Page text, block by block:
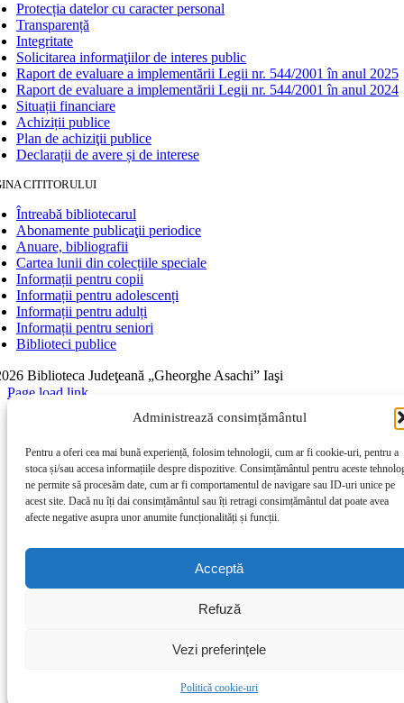
Administrează consimțământul
Pentru a oferi cea mai bună experiență, folosim tehnologii, cum ar fi cookie-uri, pentru a
stoca și/sau accesa informațiile despre dispozitive. Consimțământul pentru aceste
ne permite să procesăm date, cum ar fi comportamentul de navigare sau ID-uri unice pe
acest site. Dacă nu îți dai consimțământul sau îți retragi consimțământul dat poate avea
afecte negative asupra unor anumite funcționalități și funcții.
Acceptă
Refuză
Vezi preferințele
Politică cookie-uri
Protecția datelor cu caracter personal
Transparență
Integritate
Solicitarea informaţiilor de interes public
Raport de evaluare a implementării Legii nr. 544/2001 în anul 2025
Raport de evaluare a implementării Legii nr. 544/2001 în anul 2024
Situații financiare
Achiziții publice
Plan de achiziţii publice
Declarații de avere și de interese
CITITORULUI
Întreabă bibliotecarul
Abonamente publicaţii periodice
Anuare, bibliografii
Cartea lunii din colecțiile speciale
Informații pentru copii
Informații pentru adolescenți
Informații pentru adulți
Informații pentru seniori
Biblioteci publice
Biblioteca Judeţeană „Gheorghe Asachi” Iaşi
Page load link